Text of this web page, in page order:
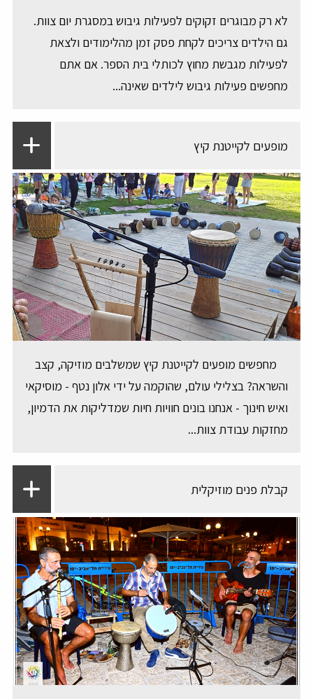
לא רק מבוגרים זקוקים לפעילות גיבוש במסגרת יום צוות.
גם הילדים צריכים לקחת פסק זמן מהלימודים ולצאת
לפעילות מגבשת מחוץ לכותלי בית הספר. אם אתם
מחפשים פעילות גיבוש לילדים שאינה...
מופעים לקייטנת קיץ
מחפשים מופעים לקייטנת קיץ שמשלבים מוזיקה, קצב
והשראה? בצלילי עולם, שהוקמה על ידי אלון נטף - מוסיקאי
ואיש חינוך - אנחנו בונים חוויות חיות שמדליקות את הדמיון,
מחזקות עבודת צוות...
קבלת פנים מוזיקלית